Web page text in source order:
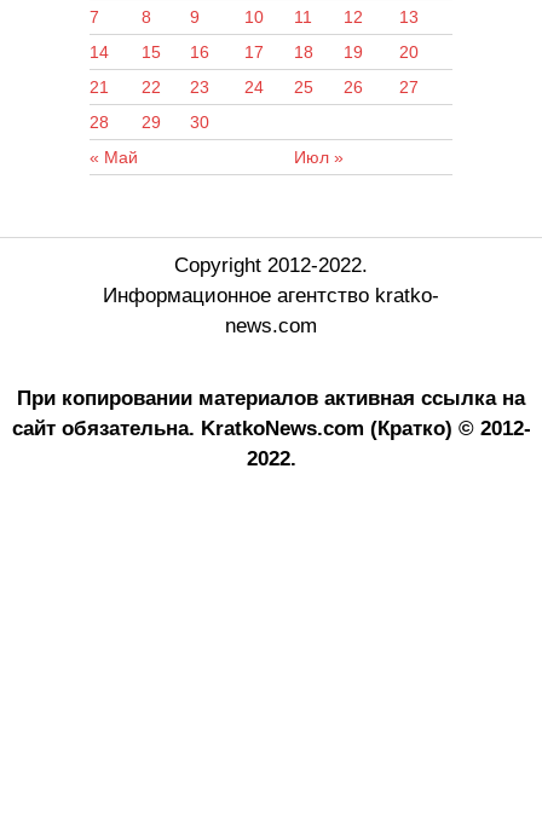
« Май Июл »
7
8 9 10 11 12
13
14
15 16 17 18 19
20
21
22 23 24 25 26
27
28
29 30
Copyright 2012-2022.
Информационное агентство kratko-
news.com
При копировании материалов активная ссылка на
сайт обязательна. KratkoNews.com (Кратко) © 2012-
2022.